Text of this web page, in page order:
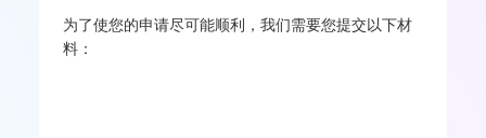
为了使您的申请尽可能顺利，我们需要您提交以下材
料：